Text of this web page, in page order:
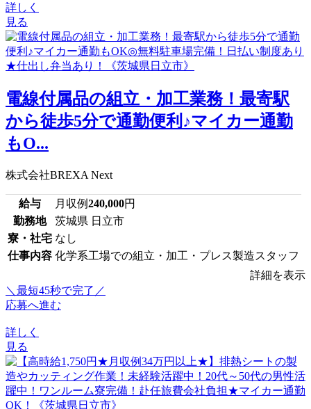
詳しく
見る
電線付属品の組立・加工業務！最寄駅
から徒歩5分で通勤便利♪マイカー通勤
もO...
株式会社BREXA Next
給与 月収例240,000円
勤務地
茨城県 日立市
寮・社宅 なし
仕事内容 化学系工場での組立・加工・プレス製造スタッフ
詳細を表示
＼最短45秒で完了／
応募へ進む
詳しく
見る